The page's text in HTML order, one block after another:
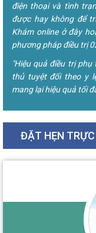
điện thoại và tình
được hay không để
Khám online ở đây
phương pháp điều trị
"Hiệu quả điều trị
thủ tuyệt đối theo y
mang lại hiệu quả tối
ĐẶT HẸN